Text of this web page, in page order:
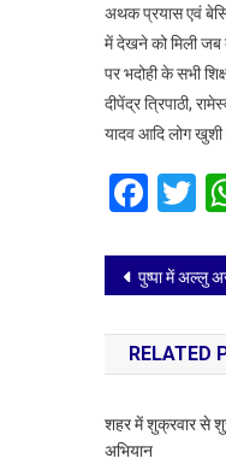
अथक प्रयास एवं
में देखने को मिली जब
पर भदोही के सभी
दीपेंद्र त्रिपाठी,
यादव आदि लोग खुशी
Post
पुष्पा में अल्लु अर्जुन की आवाज
RELATED
शहर में शुक्रवार से
अभियान